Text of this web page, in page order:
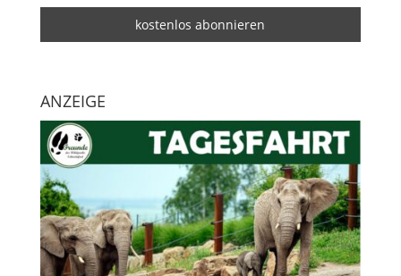
ANZEIGE